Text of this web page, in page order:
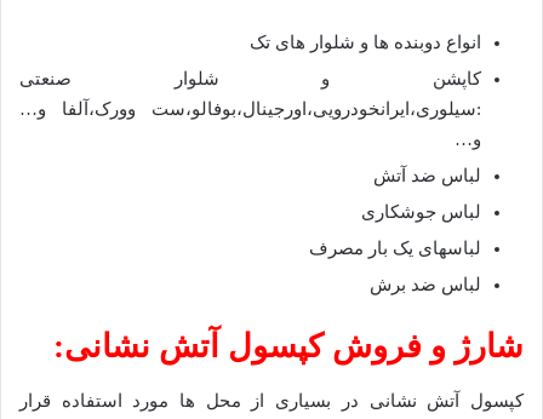
انواع دوبنده ها و شلوار های تک
کاپشن و شلوار صنعتی
:سیلوری،ایرانخودرویی،اورجینال،بوفالو،ست وورک،آلفا و…
و…
لباس ضد آتش
لباس جوشکاری
لباسهای یک بار مصرف
لباس ضد برش
شارژ و فروش کپسول آتش نشانی:
کپسول آتش نشانی در بسیاری از محل ها مورد استفاده قرار